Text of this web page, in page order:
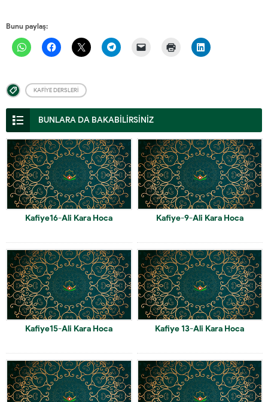
Bunu paylaş:
KAFIYE DERSLERI
BUNLARA DA BAKABİLİRSİNİZ
Kafiye16-Ali Kara Hoca Kafiye-9-Ali Kara Hoca
Kafiye15-Ali Kara Hoca Kafiye 13-Ali Kara Hoca